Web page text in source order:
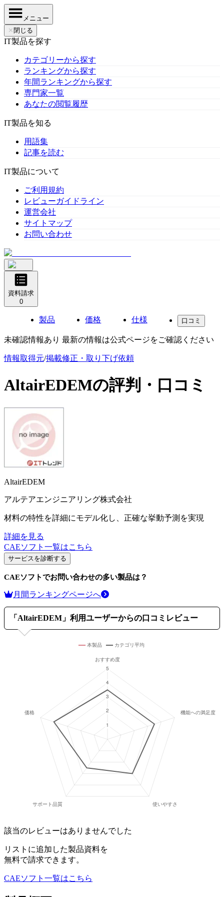
メニュー
✕ 閉じる
IT製品を探す
カテゴリーから探す
ランキングから探す
年間ランキングから探す
専門家一覧
あなたの閲覧履歴
IT製品を知る
用語集
記事を読む
IT製品について
ご利用規約
レビューガイドライン
運営会社
サイトマップ
お問い合わせ
資料請求
0
製品 価格 仕様 口コミ
未確認情報あり 最新の情報は公式ページをご確認ください
情報取得元/掲載修正・取り下げ依頼
AltairEDEMの評判・口コミ
AltairEDEM
アルテアエンジニアリング株式会社
材料の特性を詳細にモデル化し、正確な挙動予測を実現
詳細を見る
CAEソフト 一覧はこちら
サービスを診断する
CAEソフトでお問い合わせの多い製品は？
月間ランキングページへ
「 AltairEDEM 」利用ユーザーからの口コミレビュー
該当のレビューはありませんでした
リストに追加した製品資料を
無料で請求できます。
CAEソフト 一覧はこちら